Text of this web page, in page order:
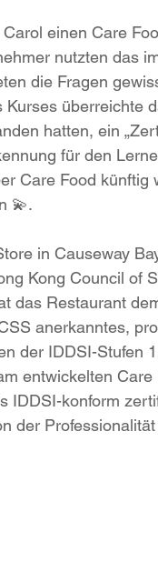
einen Care
nutzten das
die Fragen
überreichte
hatten, ein
für den
Care Food künftig
💫.
in Causeway
Kong Council of
das Restaurant
anerkanntes,
der IDDSI-Stufen
entwickelten
IDDSI-konform
der